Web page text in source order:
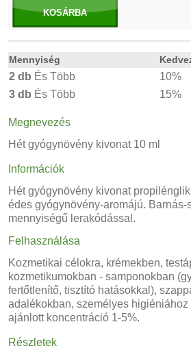
KOSÁRBA
Mennyiség
2 db És Több
10%
3 db És Több 15%
Megnevezés
Hét gyógynövény kivonat 10 ml
Információk
Hét gyógynövény kivonat
édes gyógynövény-aromájú. Barnás-
mennyiségű lerakódással.
Felhasználása
Kozmetikai célokra, krémekben,
kozmetikumokban - samponokban
fertőtlenítő, tisztító hatásokkal),
adalékokban, személyes higiéniához
ajánlott koncentráció 1-5%.
Részletek